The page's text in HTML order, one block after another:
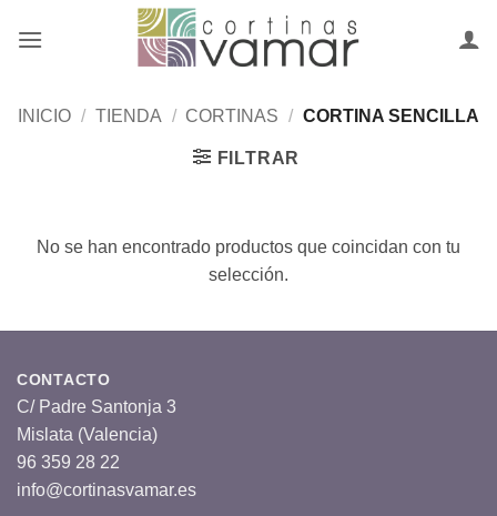
INICIO / TIENDA / CORTINAS / CORTINA SENCILLA
FILTRAR
No se han encontrado productos que coincidan con tu
selección.
CONTACTO
C/ Padre Santonja 3
Mislata (Valencia)
96 359 28 22
info@cortinasvamar.es